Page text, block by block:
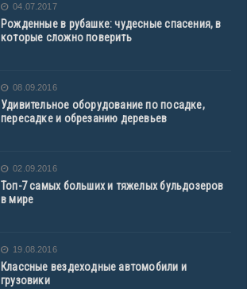
04.07.2017
Рожденные в рубашке: чудесные спасения, в
которые сложно поверить
08.09.2016
Удивительное оборудование по посадке,
пересадке и обрезанию деревьев
02.09.2016
Топ-7 самых больших и тяжелых бульдозеров
в мире
19.08.2016
Классные вездеходные автомобили и
грузовики